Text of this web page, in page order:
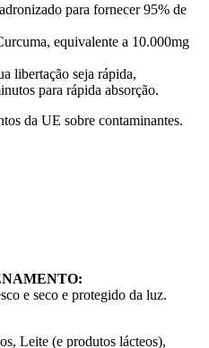
para fornecer 95% de
equivalente a 10.000mg
libertação seja rápida,
para rápida absorção.
da UE sobre contaminantes.
e seco e protegido da luz.
Leite (e produtos lácteos),